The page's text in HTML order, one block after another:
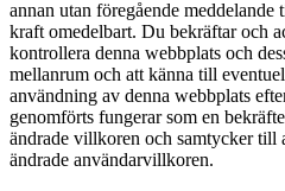
annan utan föregående
kraft omedelbart. Du bekräftar och
kontrollera denna webbplats och
mellanrum och att känna till
användning av denna webbplats
genomförts fungerar som en
ändrade villkoren och samtycker till
ändrade användarvillkoren.